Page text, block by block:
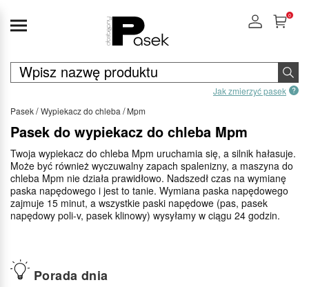
Jak zmierzyć pasek
0
Pasek Wypiekacz do chleba Mpm
Porada dnia
Pasek do wypiekacz do chleba Mpm
Twoja wypiekacz do chleba Mpm uruchamia się, a silnik hałasuje.
Może być również wyczuwalny zapach spalenizny, a maszyna do
chleba Mpm nie działa prawidłowo. Nadszedł czas na wymianę
paska napędowego i jest to tanie. Wymiana paska napędowego
zajmuje 15 minut, a wszystkie paski napędowe (pas, pasek
napędowy poli-v, pasek klinowy) wysyłamy w ciągu 24 godzin.